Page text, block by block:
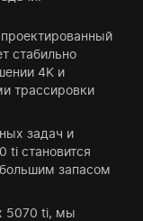
стабильно
4K и
трассировки
задач и
ti становится
запасом
5070 ti, мы